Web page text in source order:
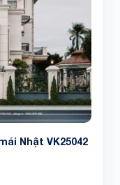
Nhật VK25042